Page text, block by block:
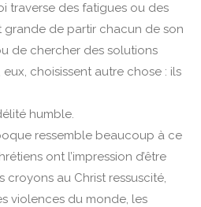
traverse des fatigues ou des
grande de partir chacun de son
de chercher des solutions
choisissent autre chose : ils
humble.
ressemble beaucoup à ce
ont l’impression d’être
croyons au Christ ressuscité,
violences du monde, les